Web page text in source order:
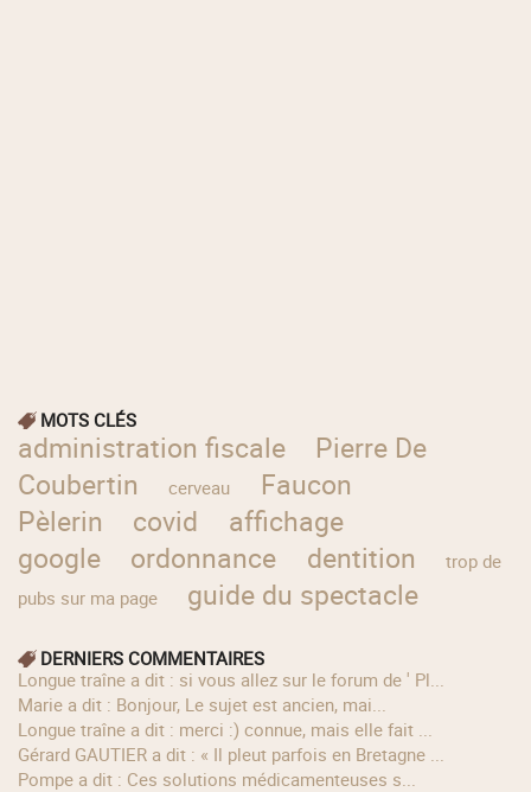
MOTS CLÉS
administration fiscale
Pierre De
Coubertin
cerveau
Faucon
Pèlerin
covid
affichage
google
ordonnance dentition
trop de
pubs sur ma page
guide du spectacle
DERNIERS COMMENTAIRES
longue traîne a dit : si vous allez sur le forum de ' Pl...
Marie a dit : Bonjour, Le sujet est ancien, mai...
longue traîne a dit : merci :) connue, mais elle fait ...
Gérard GAUTIER a dit : « Il pleut parfois en Bretagne ...
Pompe a dit : Ces solutions médicamenteuses s...